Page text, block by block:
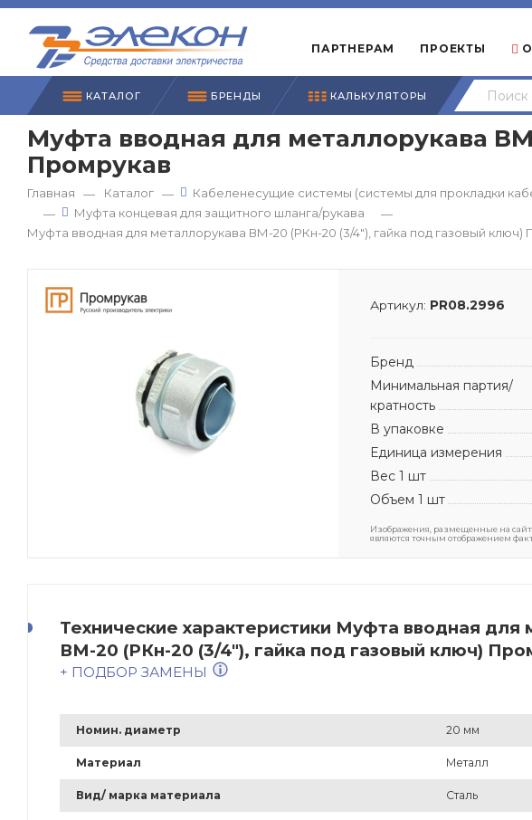
ПАРТНЕРАМ ПРОЕКТЫ
КАТАЛОГ БРЕНДЫ КАЛЬКУЛЯТОРЫ
Муфта вводная для металлорукава
Промрукав
Главная — Каталог — Кабеленесущие системы (системы для прокладки
—
Муфта концевая для защитного шланга/рукава
—
Муфта вводная для металлорукава ВМ-20 (РКн-20 (3/4"), гайка под газовый ключ)
Артикул: PR08.2996
Бренд
Минимальная партия/
кратность
В упаковке
Единица измерения
Вес 1 шт
Объем 1 шт
Изображения, размещенные на
являются точным отображением
Технические характеристики Муфта вводная для
ВМ-20 (РКн-20 (3/4"), гайка под газовый ключ)
+ ПОДБОР ЗАМЕНЫ
Номин. диаметр 20 мм
Материал Металл
Вид/ марка материала Сталь